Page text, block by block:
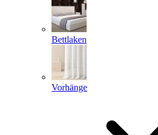
Bettlaken
Vorhänge